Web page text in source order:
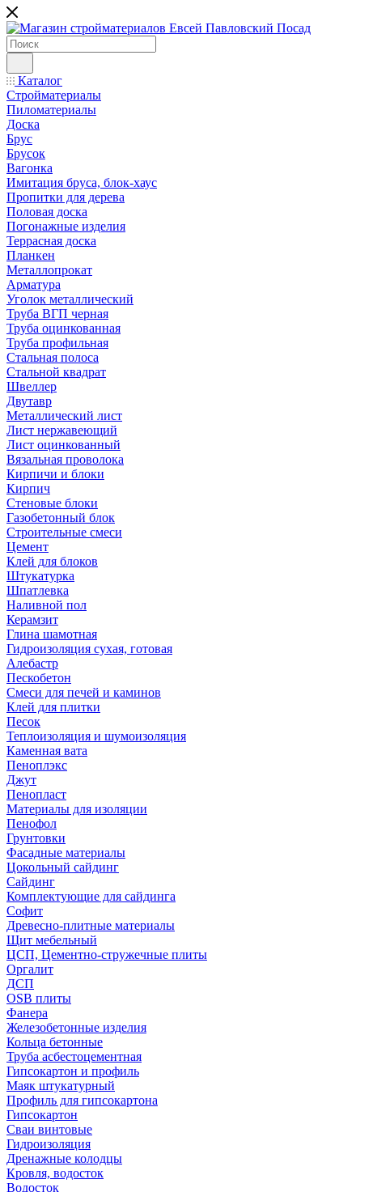
Каталог
Стройматериалы
Пиломатериалы
Доска
Брус
Брусок
Вагонка
Имитация бруса, блок-хаус
Пропитки для дерева
Половая доска
Погонажные изделия
Террасная доска
Планкен
Металлопрокат
Арматура
Уголок металлический
Труба ВГП черная
Труба оцинкованная
Труба профильная
Стальная полоса
Стальной квадрат
Швеллер
Двутавр
Металлический лист
Лист нержавеющий
Лист оцинкованный
Вязальная проволока
Кирпичи и блоки
Кирпич
Стеновые блоки
Газобетонный блок
Строительные смеси
Цемент
Клей для блоков
Штукатурка
Шпатлевка
Наливной пол
Керамзит
Глина шамотная
Гидроизоляция сухая, готовая
Алебастр
Пескобетон
Смеси для печей и каминов
Клей для плитки
Песок
Теплоизоляция и шумоизоляция
Каменная вата
Пеноплэкс
Джут
Пенопласт
Материалы для изоляции
Пенофол
Грунтовки
Фасадные материалы
Цокольный сайдинг
Сайдинг
Комплектующие для сайдинга
Софит
Древесно-плитные материалы
Щит мебельный
ЦСП, Цементно-стружечные плиты
Оргалит
ДСП
OSB плиты
Фанера
Железобетонные изделия
Кольца бетонные
Труба асбестоцементная
Гипсокартон и профиль
Маяк штукатурный
Профиль для гипсокартона
Гипсокартон
Сваи винтовые
Гидроизоляция
Дренажные колодцы
Кровля, водосток
Водосток